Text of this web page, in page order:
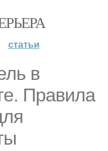
статьи
в
Правила